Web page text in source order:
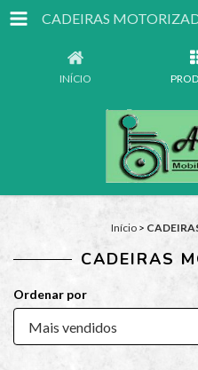
CADEIRAS
INÍCIO
Início >
CADEIRAS
Ordenar por